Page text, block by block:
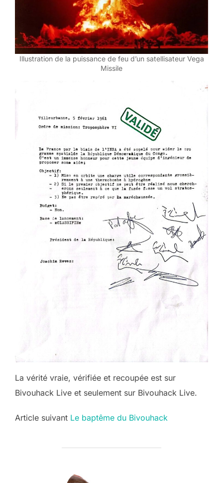
Illustration de la puissance de feu d’un satellisateur Vega
Missile
La vérité vraie, vérifiée et recoupée est sur
Bivouhack Live et seulement sur Bivouhack Live.
Post
Article suivant Le baptême du Bivouhack
AUTEUR DE LA PUBLICATION